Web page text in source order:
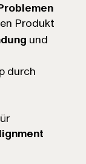
Produkt
und
durch